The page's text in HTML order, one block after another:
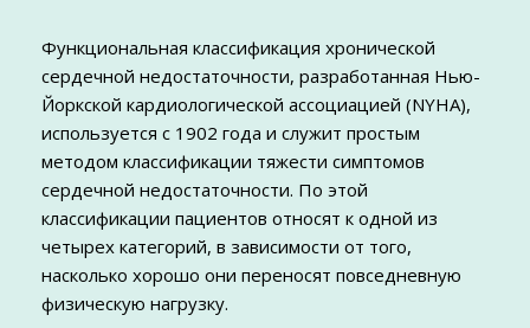
Функциональная классификация хронической
сердечной недостаточности, разработанная Нью-
Йоркской кардиологической ассоциацией (NYHA),
используется с 1902 года и служит простым
методом классификации тяжести симптомов
сердечной недостаточности. По этой
классификации пациентов относят к одной из
четырех категорий, в зависимости от того,
насколько хорошо они переносят повседневную
физическую нагрузку.